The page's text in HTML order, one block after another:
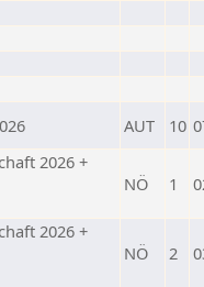
AUT 10
2026 +
NÖ 1
2026 +
NÖ 2